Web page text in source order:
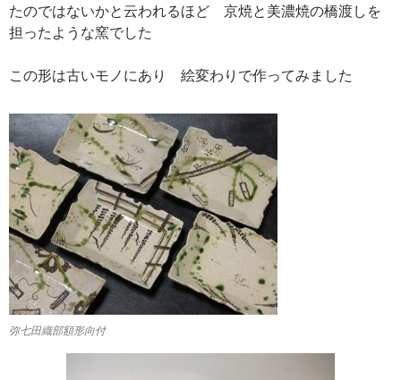
たのではないかと云われるほど 京焼と美濃焼の橋渡しを
担ったような窯でした
この形は古いモノにあり 絵変わりで作ってみました
弥七田織部額形向付